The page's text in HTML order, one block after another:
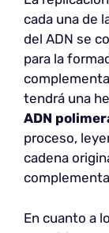
cada una de
del ADN se
para la
tendrá una
ADN
proceso,
cadena
En cuanto a